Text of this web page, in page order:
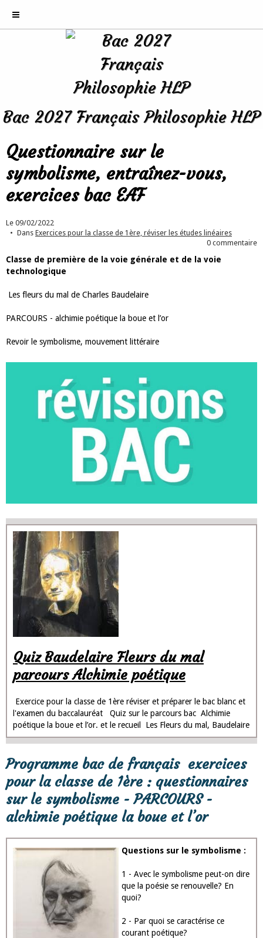
Bac 2027 Français Philosophie HLP
Questionnaire sur le
symbolisme, entraînez-vous,
exercices bac EAF
Le 09/02/2022
Dans Exercices pour la classe de 1ère, réviser les études linéaires
0 commentaire
Classe de première de la voie générale et de la voie
technologique
Les fleurs du mal de Charles Baudelaire
PARCOURS - alchimie poétique la boue et l’or
Revoir le symbolisme, mouvement littéraire
Quiz Baudelaire Fleurs du mal
parcours Alchimie poétique
Exercice pour la classe de 1ère réviser et préparer le bac blanc et
l'examen du baccalauréat Quiz sur le parcours bac Alchimie
poétique la boue et l’or. et le recueil Les Fleurs du mal, Baudelaire
Programme bac de français exercices
pour la classe de 1ère : questionnaires
sur le symbolisme - PARCOURS -
alchimie poétique la boue et l’or
Questions sur le symbolisme :
1 - Avec le symbolisme peut-on dire
que la poésie se renouvelle? En
quoi?
2 - Par quoi se caractérise ce
courant poétique?